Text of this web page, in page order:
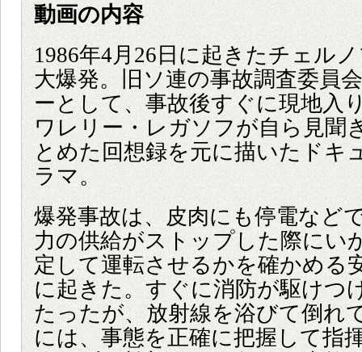
動画の内容
1986年4月26日に起きたチェル
大爆発。旧ソ連の事故調査委員
ーとして、事故後すぐに現地入
ワレリー・レガソフが自ら見聞
とめた回想録を元に描いたドキ
ラマ。
爆発事故は、皮肉にも停電など
力の供給がストップした際にい
定して運転させるかを確かめる
に起きた。すぐに消防が駆けつ
たったが、放射線を浴びて倒れ
には、事態を正確に把握して指